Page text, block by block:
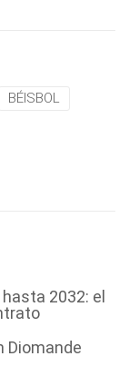
BÉISBOL
2032: el
Diomande